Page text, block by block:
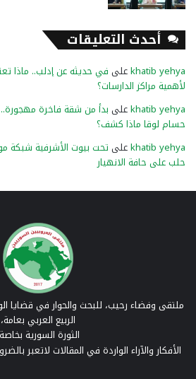
أحدث التعليقات
khatib yehyaعلى في حديثه عن إدلب.. ماذا
لأهمية مراكز الدارسات؟
khatib yehyaعلى بدأ من شقة فاخرة
حسام لوقا ماذا كشف؟
khatib yehyaعلى تحت بيوت الأشرفية شبكة
حلب على حافة الانهيار
ملتقى وفضاء رحيب، للبحث والحوار في قضايا
الربيع العربي بعامة،
الثورة السورية
الأفكار والآراء الواردة في المقالات لاتعبر